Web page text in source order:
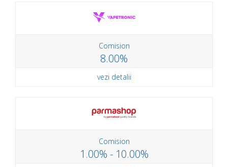
Comision
8.00%
vezi detalii
Comision
1.00% - 10.00%